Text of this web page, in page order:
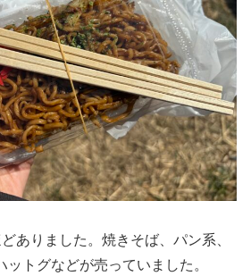
ありました。焼きそば、パン系、
トグなどが売っていました。